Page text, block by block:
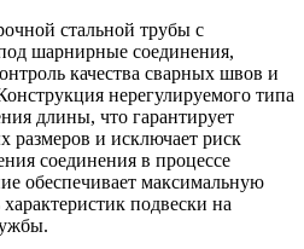
стальной трубы с
шарнирные соединения,
качества сварных швов и
нерегулируемого типа
длины, что гарантирует
размеров и исключает риск
соединения в процессе
обеспечивает максимальную
подвески на